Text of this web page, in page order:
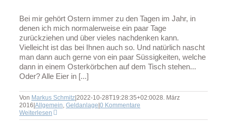
Bei mir gehört Ostern immer zu den Tagen im Jahr, in
denen ich mich normalerweise ein paar Tage
zurückziehen und über vieles nachdenken kann.
Vielleicht ist das bei Ihnen auch so. Und natürlich nascht
man dann auch gerne von ein paar Süssigkeiten, welche
dann in einem Osterkörbchen auf dem Tisch stehen...
Oder? Alle Eier in [...]
Von Markus Schmitz 2022-10-28T19:28:35+02:0028. März
2016 Allgemein, Geldanlage 0 Kommentare
Weiterlesen